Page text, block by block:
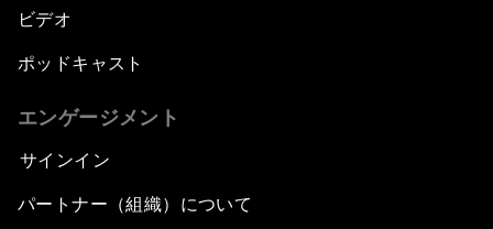
ビデオ
ポッドキャスト
エンゲージメント
サインイン
パートナー（組織）について